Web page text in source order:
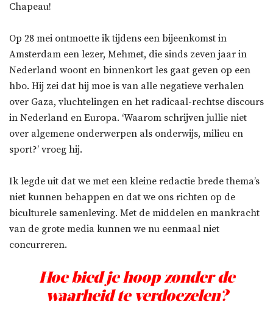
Chapeau!
Op 28 mei ontmoette ik tijdens een bijeenkomst in
Amsterdam een lezer, Mehmet, die sinds zeven jaar in
Nederland woont en binnenkort les gaat geven op een
hbo. Hij zei dat hij moe is van alle negatieve verhalen
over Gaza, vluchtelingen en het radicaal-rechtse discours
in Nederland en Europa. ‘Waarom schrijven jullie niet
over algemene onderwerpen als onderwijs, milieu en
sport?’ vroeg hij.
Ik legde uit dat we met een kleine redactie brede thema’s
niet kunnen behappen en dat we ons richten op de
biculturele samenleving. Met de middelen en mankracht
van de grote media kunnen we nu eenmaal niet
concurreren.
Hoe bied je hoop zonder de
waarheid te verdoezelen?